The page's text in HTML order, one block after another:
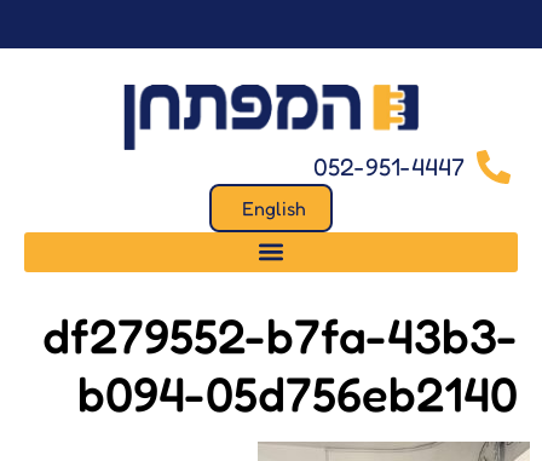
052-951-4447
English
df279552-b7fa-43b3-
b094-05d756eb2140